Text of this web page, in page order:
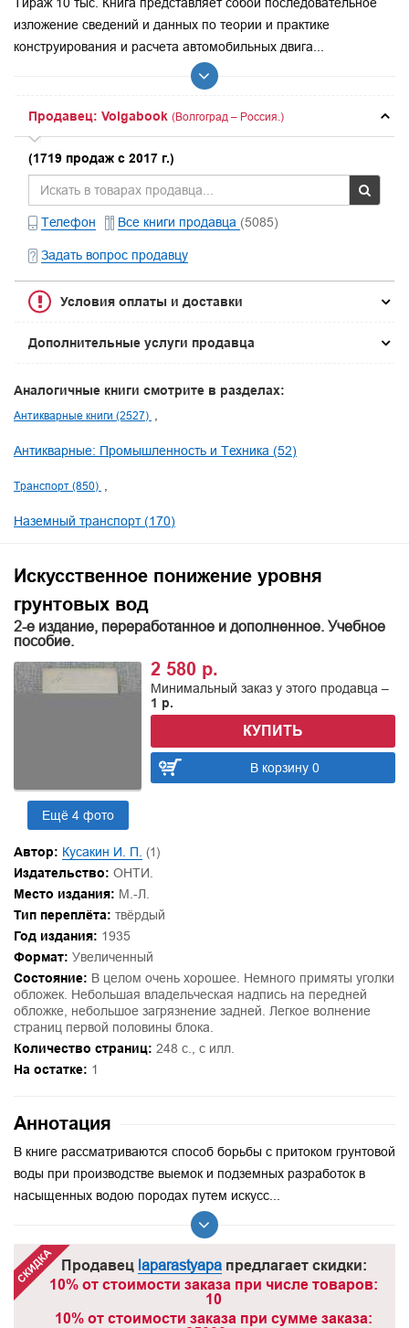
изложение сведений и данных по теории и практике
конструирования и расчета автомобильных двига...
Продавец: Volgabook (Волгоград – Россия.)
(1719 продаж с 2017 г.)
Телефон Все книги продавца (5085)
Задать вопрос продавцу
Условия оплаты и доставки
Дополнительные услуги продавца
Аналогичные книги смотрите в разделах:
Антикварные книги (2527)
Антикварные: Промышленность и Техника (52)
Транспорт (850)
Наземный транспорт (170)
Искусственное понижение уровня
грунтовых вод
2-е издание, переработанное и дополненное. Учебное
пособие.
Ещё 4 фото
2 580 р.
Минимальный заказ у этого продавца –
1 р.
КУПИТЬ
В корзину 0
Автор: Кусакин И. П. (1)
Издательство: ОНТИ.
Место издания: М.-Л.
Тип переплёта: твёрдый
Год издания: 1935
Формат: Увеличенный
Состояние: В целом очень хорошее. Немного примяты уголки
обложек. Небольшая владельческая надпись на передней
обложке, небольшое загрязнение задней. Легкое волнение
страниц первой половины блока.
Количество страниц: 248 с., с илл.
На остатке: 1
Аннотация
В книге рассматриваются способ борьбы с притоком грунтовой
воды при производстве выемок и подземных разработок в
насыщенных водою породах путем искусс...
Продавец laparastyapaпредлагает скидки:
10% от стоимости заказа при числе товаров:
10
10% от стоимости заказа при сумме заказа: